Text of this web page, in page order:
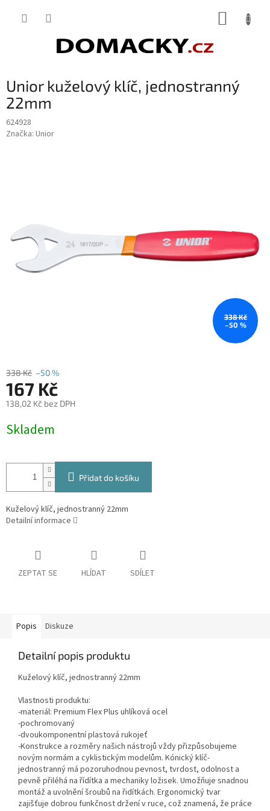
Unior kuželový klíč, jednostranný
22mm
624928
Značka: Unior
338 Kč
–50 %
338 Kč –50 %
167 Kč
138,02 Kč bez DPH
cena:
Skladem
Přidat do košíku
Kuželový klíč, jednostranný 22mm
Detailní informace
ZEPTAT SE HLÍDAT SDÍLET
Popis Diskuze
Detailní popis produktu
Kuželový klíč, jednostranný 22mm
Vlastnosti produktu:
-materiál: Premium Flex Plus uhlíková ocel
-pochromovaný
-dvoukomponentní plastová rukojeť
-Konstrukce a rozměry našich nástrojů vždy přizpůsobujeme
novým normám a cyklistickým modelům. Kónický klíč-
jednostranný má pozoruhodnou pevnost, tvrdost, odolnost a
pevně přiléhá na řídítka a mechaniky ložisek. Umožňuje snadnou
montáž a uvolnění šroubů na řidítkách. Ergonomický tvar
zajišťuje dobrou funkčnost držení v ruce, což znamená, že práce